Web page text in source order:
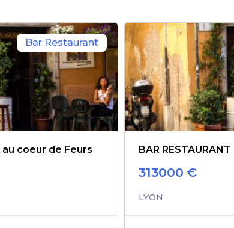
Bar Restaurant
coeur de Feurs BAR RESTAURANT
313000 €
LYON